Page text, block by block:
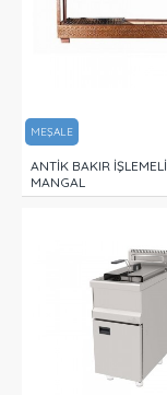
MEŞALE
ANTİK BAKIR
MANGAL